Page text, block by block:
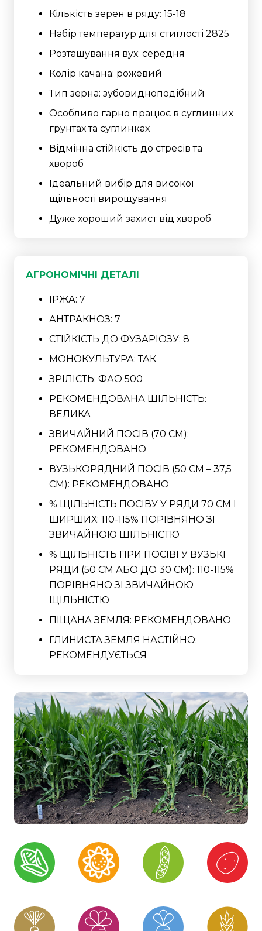
Кількість зерен в ряду: 15-18
Набір температур для стиглості 2825
Розташування вух: середня
Колір качана: рожевий
Тип зерна: зубовидноподібний
Особливо гарно працює в суглинних
грунтах та суглинках
Відмінна стійкість до стресів та
хвороб
Ідеальний вибір для високої
щільності вирощування
Дуже хороший захист від хвороб
АГРОНОМІЧНІ ДЕТАЛІ
ІРЖА: 7
АНТРАКНОЗ: 7
СТІЙКІСТЬ ДО ФУЗАРІОЗУ: 8
МОНОКУЛЬТУРА: ТАК
ЗРІЛІСТЬ: ФАO 500
РЕКОМЕНДОВАНА ЩІЛЬНІСТЬ:
ВЕЛИКА
ЗВИЧАЙНИЙ ПОСІВ (70 СМ):
РЕКОМЕНДОВАНО
ВУЗЬКОРЯДНИЙ ПОСІВ (50 СМ – 37,5
СМ): РЕКОМЕНДОВАНО
% ЩІЛЬНІСТЬ ПОСІВУ У РЯДИ 70 СМ І
ШИРШИХ: 110-115% ПОРІВНЯНО ЗІ
ЗВИЧАЙНОЮ ЩІЛЬНІСТЮ
% ЩІЛЬНІСТЬ ПРИ ПОСІВІ У ВУЗЬКІ
РЯДИ (50 СМ АБО ДО 30 СМ): 110-115%
ПОРІВНЯНО ЗІ ЗВИЧАЙНОЮ
ЩІЛЬНІСТЮ
ПІЩАНА ЗЕМЛЯ: РЕКОМЕНДОВАНО
ГЛИНИСТА ЗЕМЛЯ НАСТІЙНО:
РЕКОМЕНДУЄТЬСЯ